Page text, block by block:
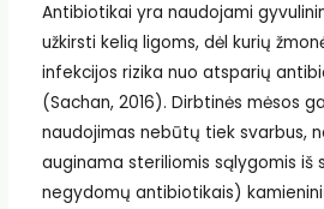
Antibiotikai yra naudojami
užkirsti kelią ligoms, dėl kurių
infekcijos rizika nuo atsparių
(Sachan, 2016). Dirbtinės mėsos
naudojimas nebūtų tiek svarbus,
auginama steriliomis sąlygomis iš
negydomų antibiotikais)